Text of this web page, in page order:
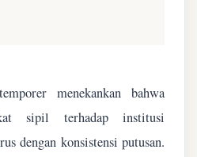
menekankan bahwa
sipil terhadap institusi
dengan konsistensi putusan.